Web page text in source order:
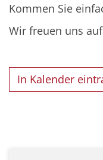
Kommen Sie
Wir freuen uns
In Kalender